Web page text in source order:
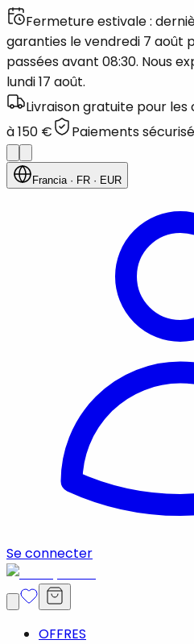
Fermeture estivale :
garanties le vendredi 7 août
passées avant 08:30. Nous
lundi 17 août.
Livraison gratuite pour
à 150 €
Paiements
Francia· FR · EUR
Se connecter
OFFRES